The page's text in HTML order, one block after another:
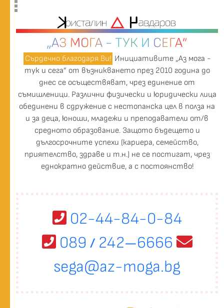
„АЗ МОГА - ТУК И СЕГА”
Сърдечно благодаря Ви! Инициативите „Аз мога -
тук и сега” от възникването през 2010 година до
днес се осъществяват, чрез единение от
съмишленици. Различни физически и юридически лица
обединени в сдружение с нестопанска цел в полза на
и за деца, юноши, младежи и преподаватели от/в
средното образование. Защото бъдещето и
дългосрочните успехи (кариера, семейство,
приятелство, здраве и т.н.) не се постигат, чрез
еднократно действие, а с постоянство!
02-44-84-0-84
089 /242—6666
sega@az-moga.bg